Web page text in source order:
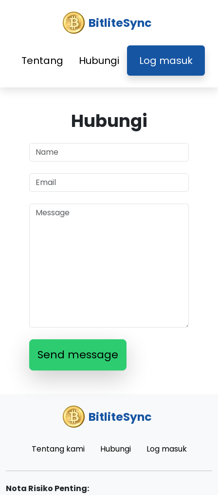
BitliteSync
Tentang Hubungi Log masuk
Hubungi
Send message
BitliteSync
Tentang kami Hubungi Log masuk
Nota Risiko Penting: